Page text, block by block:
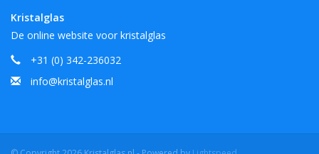
Kristalglas
De online website voor kristalglas
+31 (0) 342-236032
info@kristalglas.nl